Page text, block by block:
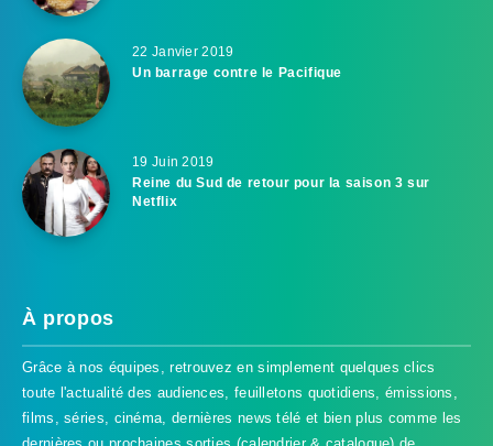
22 Janvier 2019
Un barrage contre le Pacifique
19 Juin 2019
Reine du Sud de retour pour la saison 3 sur
Netflix
À propos
Grâce à nos équipes, retrouvez en simplement quelques clics
toute l'actualité des audiences, feuilletons quotidiens, émissions,
films, séries, cinéma, dernières news télé et bien plus comme les